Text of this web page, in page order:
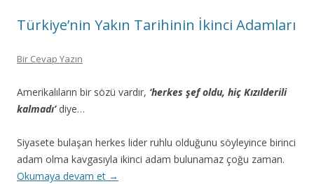
Türkiye’nin Yakın Tarihinin İkinci Adamları
Bir Cevap Yazın
Amerikalıların bir sözü vardır, ‘herkes şef oldu, hiç Kızılderili
kalmadı’diye…
Siyasete bulaşan herkes lider ruhlu olduğunu söyleyince birinci
adam olma kavgasıyla ikinci adam bulunamaz çoğu zaman.
Okumaya devam et →